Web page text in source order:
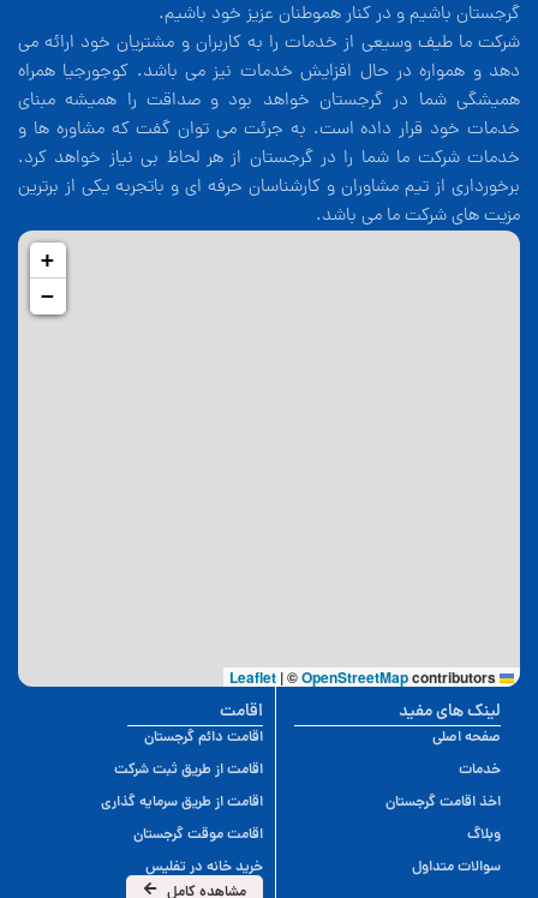
گرجستان باشیم و در کنار هموطنان عزیز خود باشیم.
شرکت ما طیف وسیعی از خدمات را به کاربران و مشتریان خود ارائه می
دهد و همواره در حال افزایش خدمات نیز می باشد. کوجورجیا همراه
همیشگی شما در گرجستان خواهد بود و صداقت را همیشه مبنای
خدمات خود قرار داده است. به جرئت می توان گفت که مشاوره ها و
خدمات شرکت ما شما را در گرجستان از هر لحاظ بی نیاز خواهد کرد.
برخورداری از تیم مشاوران و کارشناسان حرفه ای و باتجربه یکی از برترین
مزیت های شرکت ما می باشد.
+
−
Leaflet
|©OpenStreetMapcontributors
اقامت
اقامت دائم گرجستان
اقامت از طریق ثبت شرکت
اقامت از طریق سرمایه گذاری
اقامت موقت گرجستان
خرید خانه در تفلیس
مشاهده کامل
لینک های مفید
صفحه اصلی
خدمات
اخذ اقامت گرجستان
وبلاگ
سوالات متداول